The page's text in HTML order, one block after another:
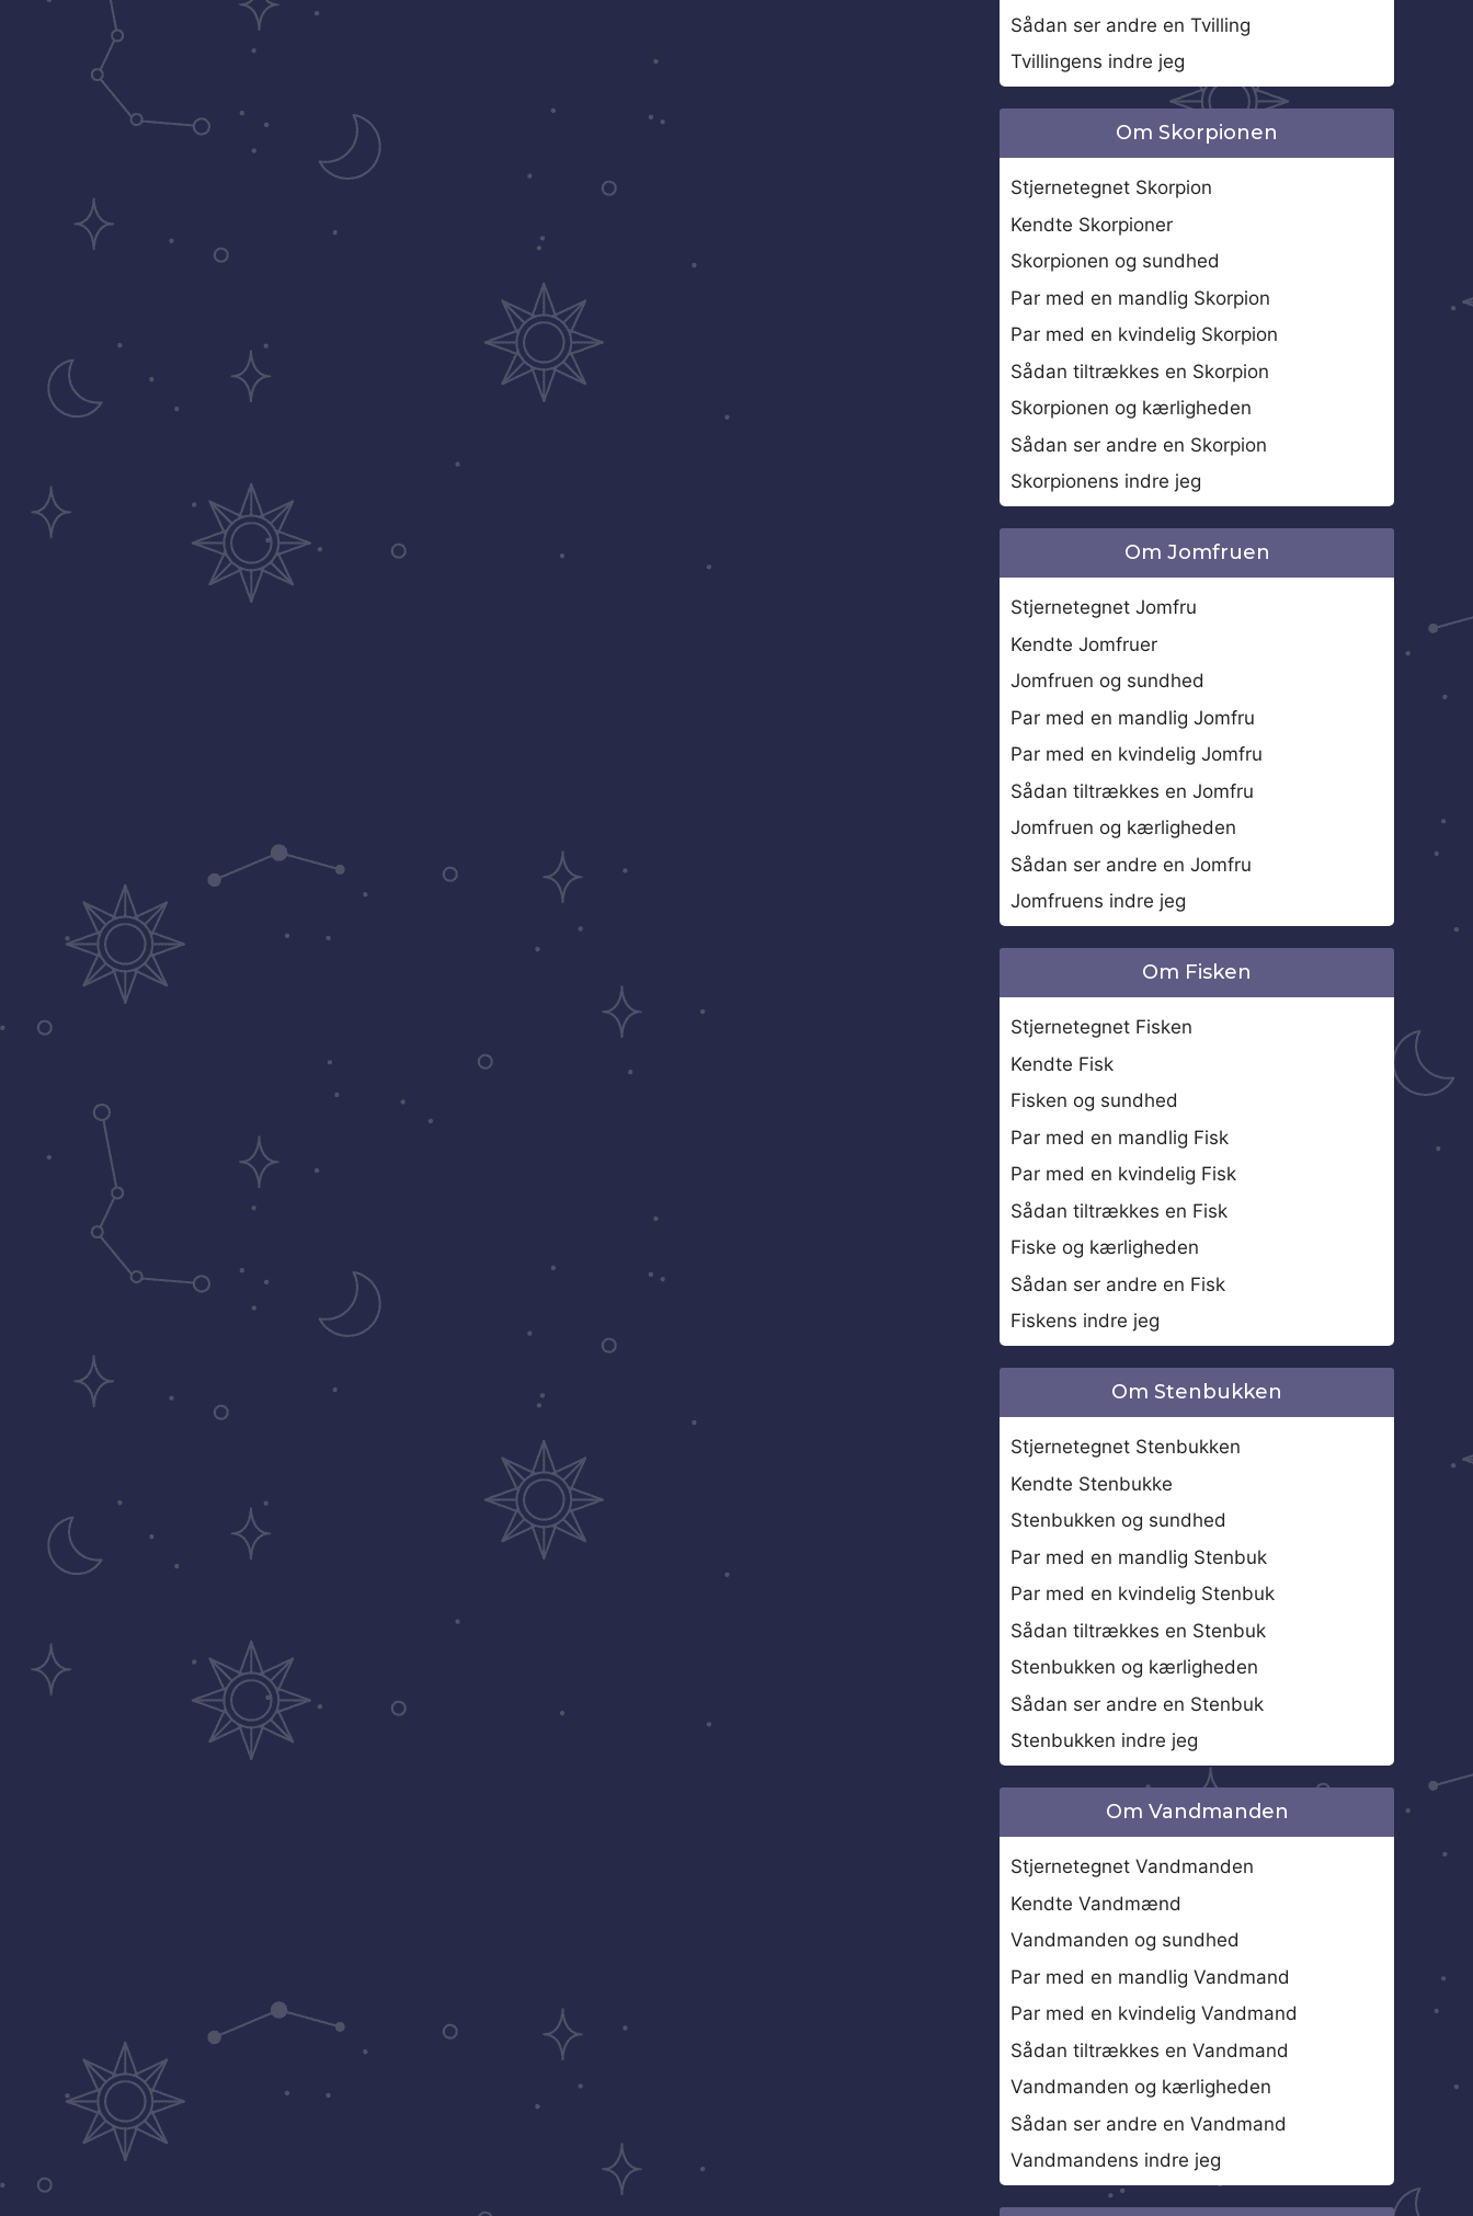
Sådan ser andre en Tvilling
Tvillingens indre jeg
Om Skorpionen
Stjernetegnet Skorpion
Kendte Skorpioner
Skorpionen og sundhed
Par med en mandlig Skorpion
Par med en kvindelig Skorpion
Sådan tiltrækkes en Skorpion
Skorpionen og kærligheden
Sådan ser andre en Skorpion
Skorpionens indre jeg
Om Jomfruen
Stjernetegnet Jomfru
Kendte Jomfruer
Jomfruen og sundhed
Par med en mandlig Jomfru
Par med en kvindelig Jomfru
Sådan tiltrækkes en Jomfru
Jomfruen og kærligheden
Sådan ser andre en Jomfru
Jomfruens indre jeg
Om Fisken
Stjernetegnet Fisken
Kendte Fisk
Fisken og sundhed
Par med en mandlig Fisk
Par med en kvindelig Fisk
Sådan tiltrækkes en Fisk
Fiske og kærligheden
Sådan ser andre en Fisk
Fiskens indre jeg
Om Stenbukken
Stjernetegnet Stenbukken
Kendte Stenbukke
Stenbukken og sundhed
Par med en mandlig Stenbuk
Par med en kvindelig Stenbuk
Sådan tiltrækkes en Stenbuk
Stenbukken og kærligheden
Sådan ser andre en Stenbuk
Stenbukken indre jeg
Om Vandmanden
Stjernetegnet Vandmanden
Kendte Vandmænd
Vandmanden og sundhed
Par med en mandlig Vandmand
Par med en kvindelig Vandmand
Sådan tiltrækkes en Vandmand
Vandmanden og kærligheden
Sådan ser andre en Vandmand
Vandmandens indre jeg